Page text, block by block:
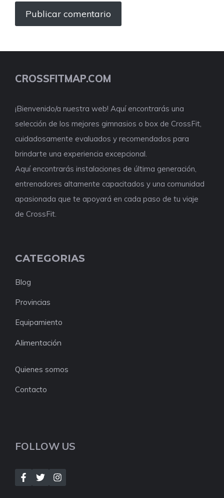
CROSSFITMAP.COM
¡Bienvenido/a nuestra web! Aquí encontrarás una
selección de los mejores gimnasios o box de CrossFit,
cuidadosamente evaluados y recomendados para
brindarte una experiencia excepcional.
Aquí encontrarás instalaciones de última generación,
entrenadores altamente capacitados y una comunidad
apasionada que te apoyará en cada paso de tu viaje
de CrossFit.
CATEGORIAS
Blog
Provincias
Equipamiento
Alimentación
Quienes somos
Contacto
FOLLOW US